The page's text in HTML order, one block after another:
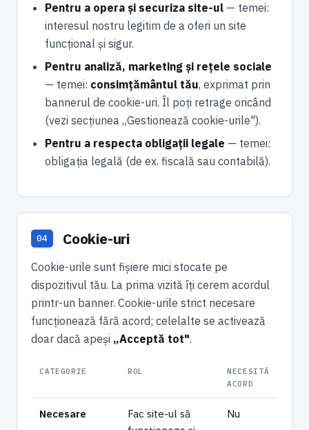
Pentru a opera și securiza site-ul — temei:
interesul nostru legitim de a oferi un site
funcțional și sigur.
Pentru analiză, marketing și rețele sociale
— temei: consimțământul tău, exprimat prin
bannerul de cookie-uri. Îl poți retrage oricând
(vezi secțiunea „Gestionează cookie-urile").
Pentru a respecta obligații legale — temei:
obligația legală (de ex. fiscală sau contabilă).
Cookie-uri
Cookie-urile sunt fișiere mici stocate pe
dispozitivul tău. La prima vizită îți cerem acordul
printr-un banner. Cookie-urile strict necesare
funcționează fără acord; celelalte se activează
doar dacă apeși „Acceptă tot".
CATEGORIE ROL
NECESITĂ
ACORD
Necesare
Fac site-ul să
Nu